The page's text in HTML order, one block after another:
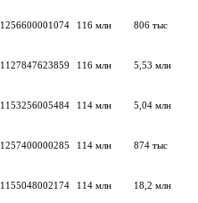
1256600001074 116 млн 806 тыс
1127847623859 116 млн 5,53 млн
1153256005484 114 млн 5,04 млн
1257400000285 114 млн 874 тыс
1155048002174 114 млн 18,2 млн